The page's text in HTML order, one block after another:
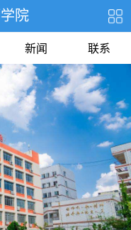
院
新闻 联系